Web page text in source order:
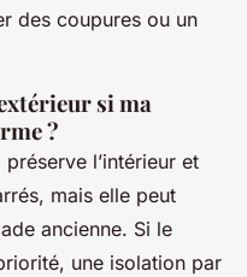
des coupures ou un
si ma
?
préserve l’intérieur et
mais elle peut
ancienne. Si le
une isolation par